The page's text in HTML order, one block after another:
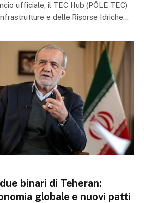
ufficiale, il TEC Hub (PÔLE TEC)
e delle Risorse Idriche…
binari di Teheran:
globale e nuovi patti